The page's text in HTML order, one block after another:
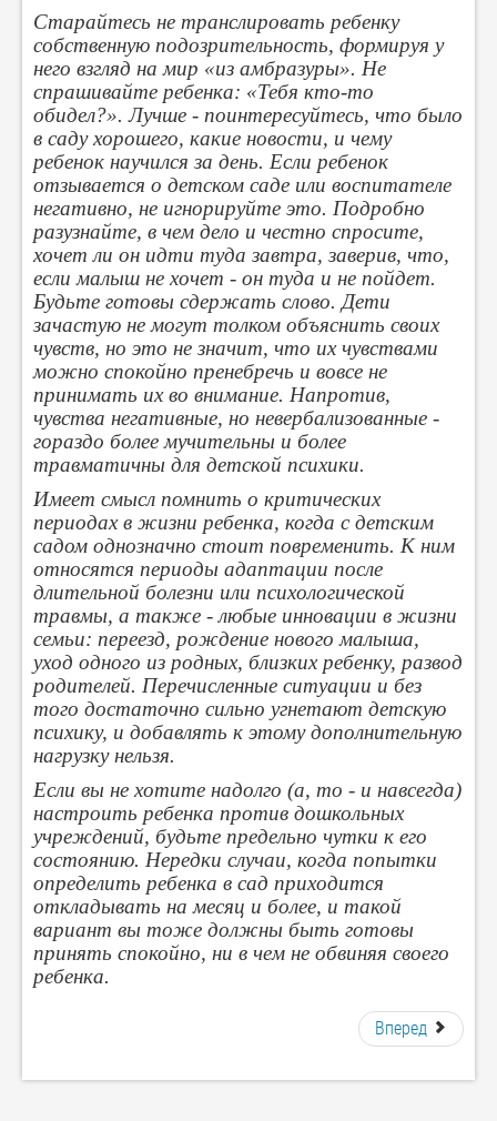
Старайтесь не транслировать ребенку
собственную подозрительность, формируя у
него взгляд на мир «из амбразуры». Не
спрашивайте ребенка: «Тебя кто-то
обидел?». Лучше - поинтересуйтесь, что было
в саду хорошего, какие новости, и чему
ребенок научился за день. Если ребенок
отзывается о детском саде или воспитателе
негативно, не игнорируйте это. Подробно
разузнайте, в чем дело и честно спросите,
хочет ли он идти туда завтра, заверив, что,
если малыш не хочет - он туда и не пойдет.
Будьте готовы сдержать слово. Дети
зачастую не могут толком объяснить своих
чувств, но это не значит, что их чувствами
можно спокойно пренебречь и вовсе не
принимать их во внимание. Напротив,
чувства негативные, но невербализованные -
гораздо более мучительны и более
травматичны для детской психики.
Имеет смысл помнить о критических
периодах в жизни ребенка, когда с детским
садом однозначно стоит повременить. К ним
относятся периоды адаптации после
длительной болезни или психологической
травмы, а также - любые инновации в жизни
семьи: переезд, рождение нового малыша,
уход одного из родных, близких ребенку, развод
родителей. Перечисленные ситуации и без
того достаточно сильно угнетают детскую
психику, и добавлять к этому дополнительную
нагрузку нельзя.
Если вы не хотите надолго (а, то - и навсегда)
настроить ребенка против дошкольных
учреждений, будьте предельно чутки к его
состоянию. Нередки случаи, когда попытки
определить ребенка в сад приходится
откладывать на месяц и более, и такой
вариант вы тоже должны быть готовы
принять спокойно, ни в чем не обвиняя своего
ребенка.
Вперед